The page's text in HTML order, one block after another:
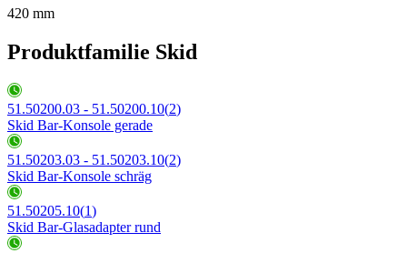
420 mm
Produktfamilie Skid
51.50200.03 - 51.50200.10(2)
Skid Bar-Konsole gerade
51.50203.03 - 51.50203.10(2)
Skid Bar-Konsole schräg
51.50205.10(1)
Skid Bar-Glasadapter rund